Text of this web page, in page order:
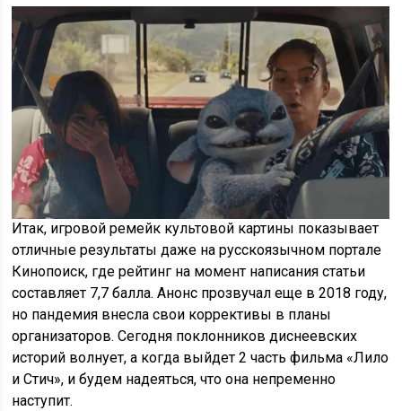
Итак, игровой ремейк культовой картины показывает
отличные результаты даже на русскоязычном портале
Кинопоиск, где рейтинг на момент написания статьи
составляет 7,7 балла. Анонс прозвучал еще в 2018 году,
но пандемия внесла свои коррективы в планы
организаторов. Сегодня поклонников диснеевских
историй волнует, а когда выйдет 2 часть фильма «Лило
и Стич», и будем надеяться, что она непременно
наступит.